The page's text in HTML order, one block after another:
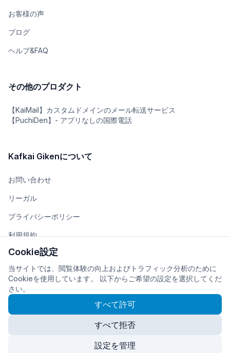
お客様の声
ブログ
ヘルプ&FAQ
その他のプロダクト
【KaiMail】カスタムドメインのメール転送サービス
【PuchiDen】- アプリなしの国際電話
Kafkai Gikenについて
お問い合わせ
リーガル
プライバシーポリシー
利用規約
チーム
会社概要
株式会社Kafkai Gikenに開発・運営されています
Cookie設定
Cookie設定
当サイトでは、閲覧体験の向上およびトラフィック分析のために
Cookieを使用しています。 以下からご希望の設定を選択してくだ
さい。
すべて許可
すべて拒否
設定を管理